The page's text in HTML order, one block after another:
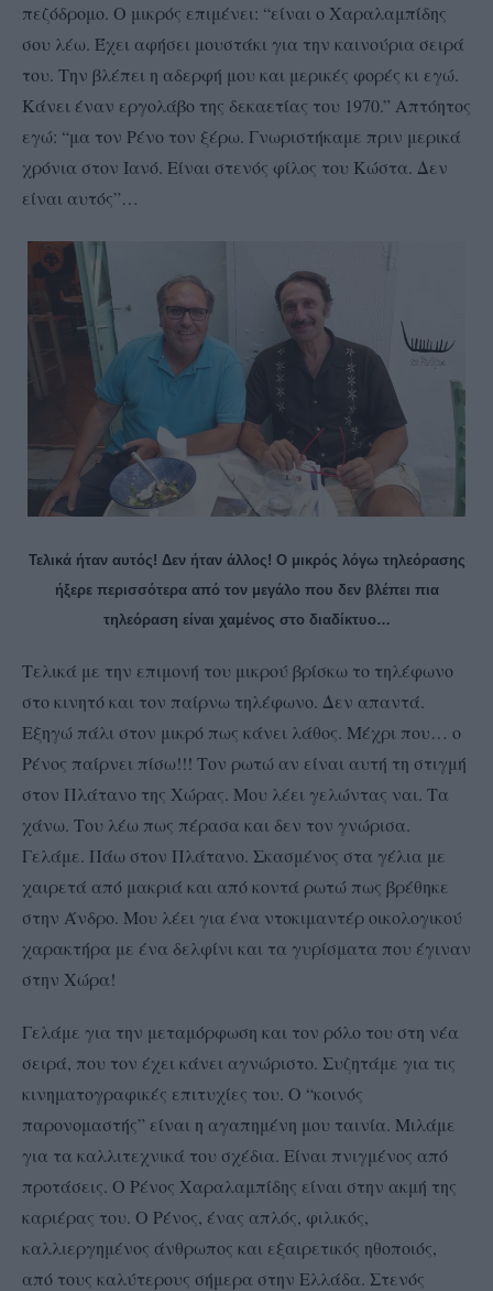
πεζόδρομο. Ο μικρός επιμένει: “είναι ο Χαραλαμπίδης
σου λέω. Έχει αφήσει μουστάκι για την καινούρια σειρά
του. Την βλέπει η αδερφή μου και μερικές φορές κι εγώ.
Κάνει έναν εργολάβο της δεκαετίας του 1970.” Απτόητος
εγώ: “μα τον Ρένο τον ξέρω. Γνωριστήκαμε πριν μερικά
χρόνια στον Ιανό. Είναι στενός φίλος του Κώστα. Δεν
είναι αυτός”…
Τελικά ήταν αυτός! Δεν ήταν άλλος! Ο μικρός λόγω τηλεόρασης
ήξερε περισσότερα από τον μεγάλο που δεν βλέπει πια
τηλεόραση είναι χαμένος στο διαδίκτυο…
Τελικά με την επιμονή του μικρού βρίσκω το τηλέφωνο
στο κινητό και τον παίρνω τηλέφωνο. Δεν απαντά.
Εξηγώ πάλι στον μικρό πως κάνει λάθος. Μέχρι που… ο
Ρένος παίρνει πίσω!!! Τον ρωτώ αν είναι αυτή τη στιγμή
στον Πλάτανο της Χώρας. Μου λέει γελώντας ναι. Τα
χάνω. Του λέω πως πέρασα και δεν τον γνώρισα.
Γελάμε. Πάω στον Πλάτανο. Σκασμένος στα γέλια με
χαιρετά από μακριά και από κοντά ρωτώ πως βρέθηκε
στην Άνδρο. Μου λέει για ένα ντοκιμαντέρ οικολογικού
χαρακτήρα με ένα δελφίνι και τα γυρίσματα που έγιναν
στην Χώρα!
Γελάμε για την μεταμόρφωση και τον ρόλο του στη νέα
σειρά, που τον έχει κάνει αγνώριστο. Συζητάμε για τις
κινηματογραφικές επιτυχίες του. Ο “κοινός
παρονομαστής” είναι η αγαπημένη μου ταινία. Μιλάμε
για τα καλλιτεχνικά του σχέδια. Είναι πνιγμένος από
προτάσεις. Ο Ρένος Χαραλαμπίδης είναι στην ακμή της
καριέρας του. Ο Ρένος, ένας απλός, φιλικός,
καλλιεργημένος άνθρωπος και εξαιρετικός ηθοποιός,
από τους καλύτερους σήμερα στην Ελλάδα. Στενός